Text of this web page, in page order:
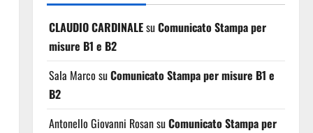
CLAUDIO CARDINALEsuComunicato Stampa per
misure B1 e B2
Sala Marco suComunicato Stampa per misure B1 e
B2
Antonello Giovanni RosansuComunicato Stampa per